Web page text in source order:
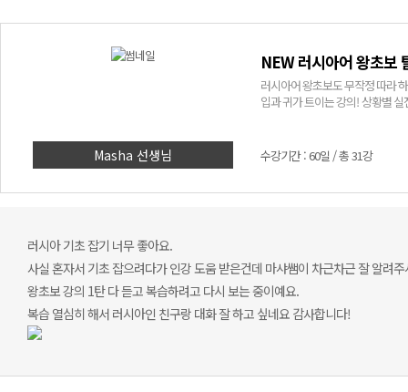
Masha 선생님
NEW 러시아어 왕초보
러시아어 왕초보도 무작정 따라
입과 귀가 트이는 강의! 상황별
수강기간 : 60일 / 총 31강
러시아 기초 잡기 너무 좋아요.
사실 혼자서 기초 잡으려다가 인강 도움 받은건데 마샤쌤이 차근차근 잘 알려
왕초보 강의 1탄 다 듣고 복습하려고 다시 보는 중이예요.
복습 열심히 해서 러시아인 친구랑 대화 잘 하고 싶네요 감사합니다!